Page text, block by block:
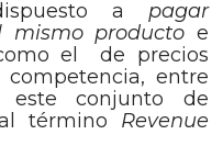
a pagar
mismo producto e
el de precios
entre
conjunto de
término Revenue